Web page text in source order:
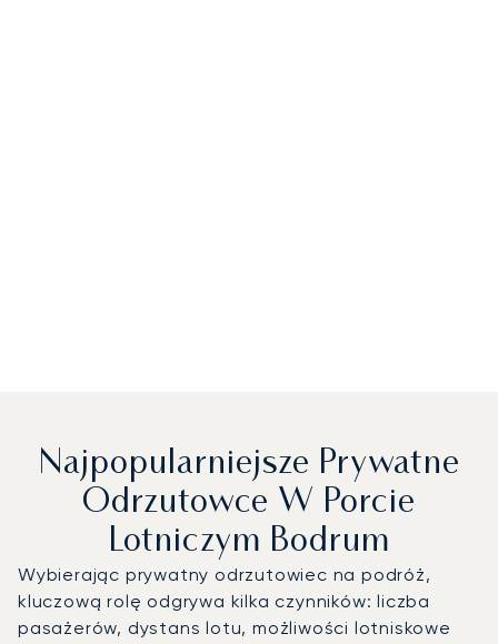
Najpopularniejsze Prywatne
Odrzutowce W Porcie
Lotniczym Bodrum
Wybierając prywatny odrzutowiec na podróż,
kluczową rolę odgrywa kilka czynników: liczba
pasażerów, dystans lotu, możliwości lotniskowe